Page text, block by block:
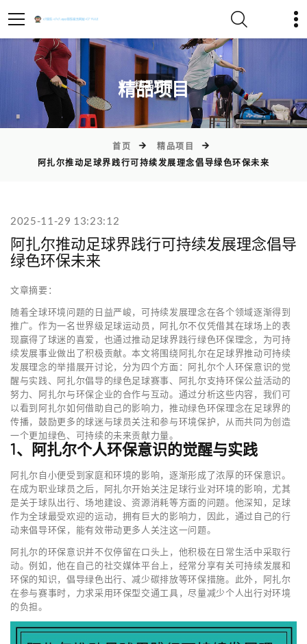
)
精品项目
首页
精品项目
阿扎尔推动足球界践行可持续发展理念倡导绿色环保未来
2025-11-29 13:23:12
阿扎尔推动足球界践行可持续发展理念倡导
绿色环保未来
文章摘要：
随着全球环境问题的日益严峻，可持续发展理念在各个领域逐渐得到
推广。作为一名世界级足球运动员，阿扎尔不仅凭借其在球场上的表
现赢得了球迷的喜爱，也通过推动足球界践行绿色环保理念，为可持
续发展事业做出了积极贡献。本文将围绕阿扎尔在足球界推动可持续
发展理念的举措展开讨论，分为四个方面：阿扎尔个人环保意识的觉
醒与实践、阿扎尔倡导的绿色足球赛事、阿扎尔支持环保公益活动的
努力、阿扎尔与环保企业的合作与互动。通过分析这些内容，我们可
以看到阿扎尔如何借助自己的影响力，推动绿色环保理念在足球界的
传播，鼓励更多的球迷与球员关注和参与环境保护，从而共同为创造
一个更加绿色、可持续的未来贡献力量。
1、阿扎尔个人环保意识的觉醒与实践
阿扎尔自小便受到家庭和环境的影响，逐渐形成了浓厚的环保意识。
在成为职业球员之后，阿扎尔开始关注足球行业对环境的影响，尤其
是关于球队出行、场地建设、资源消耗等方面的问题。他深知，足球
作为全球最受欢迎的运动，拥有巨大的影响力，因此，通过自己的行
动来倡导环保，能有效带动更多人关注这一问题。
阿扎尔的环保意识并不仅停留在口头上，他积极在日常生活中采取行
动。例如，他在自己的社交媒体平台上，经常分享有关可持续发展和
环保的知识，倡导绿色出行、减少碳排放等环保措施。此外，阿扎尔
在参与赛事时，力求采用环保型交通工具，尽量减少个人出行对环境
的负担。